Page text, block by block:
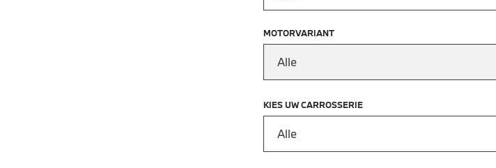
MOTORVARIANT
Alle
KIES UW CARROSSERIE
Alle